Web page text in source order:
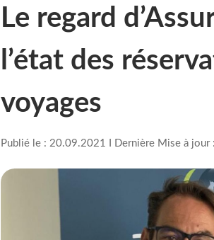
Le regard
l’état des
voyages
Publié le : 20.09.2021 I Dernière Mise à